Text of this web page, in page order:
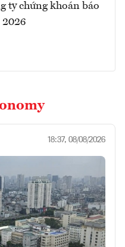
ty chứng khoán báo
2026
18:37, 08/08/2026